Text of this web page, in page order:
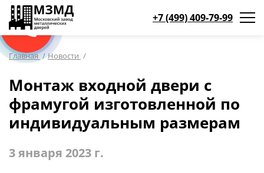
НЕТ, ВЫБРАТЬ ДРУГОЙ
+7 (499) 409-79-99
КАТАЛОГ ПРОДУКЦИИ
ДВЕРИ ПО НАЗНАЧЕНИЮ
Противопожарные двери (19)
Двери для дома и коттеджа (181)
Тамбурные двери в подъезд
Главная / Новости /
Монтаж входной двери с
фрамугой изготовленной по
индивидуальным размерам
3 января 2023 г.
Max
Мы онлайн!
WhatsApp
Мы онлайн!
Max
Мы онлайн!
WhatsApp
Мы онлайн!